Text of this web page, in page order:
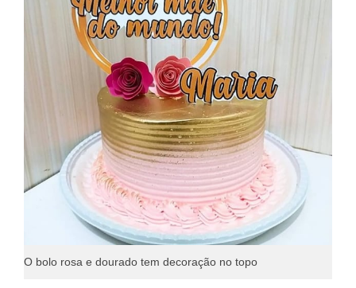
O bolo rosa e dourado tem decoração no topo